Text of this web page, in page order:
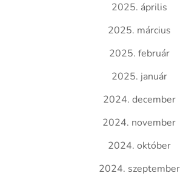
2025. április
2025. március
2025. február
2025. január
2024. december
2024. november
2024. október
2024. szeptember